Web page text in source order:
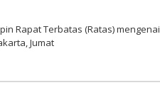
Rapat Terbatas (Ratas) mengenai
Jumat